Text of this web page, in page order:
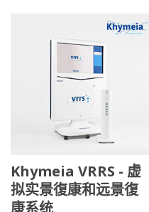
Khymeia VRRS - 虚
拟实景復康和远景復